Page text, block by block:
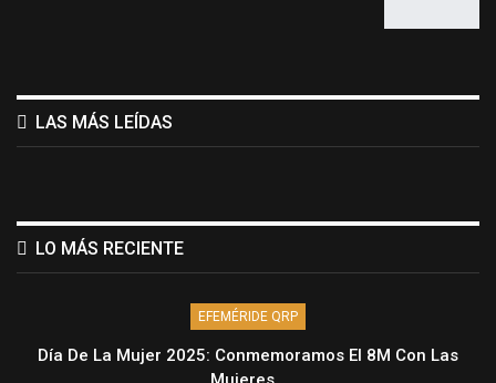
LAS MÁS LEÍDAS
LO MÁS RECIENTE
EFEMÉRIDE QRP
Día De La Mujer 2025: Conmemoramos El 8M Con Las